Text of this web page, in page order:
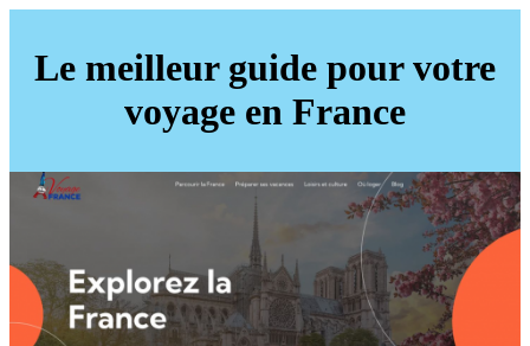
Le meilleur guide pour votre
voyage en France